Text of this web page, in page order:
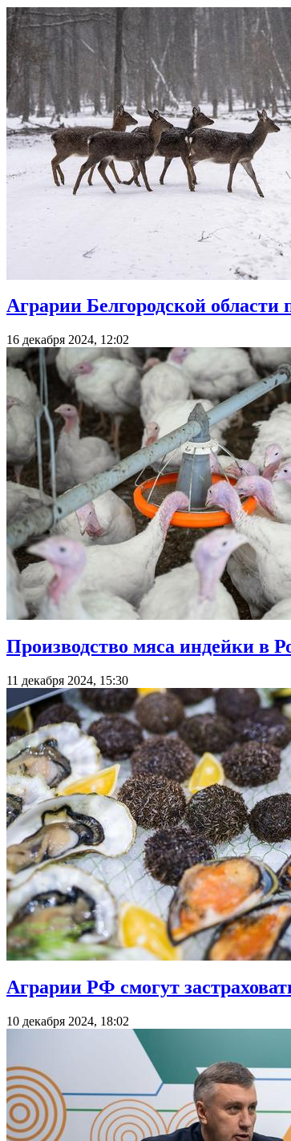
Аграрии Белгородской области
16 декабря 2024, 12:02
Производство мяса индейки в
11 декабря 2024, 15:30
Аграрии РФ смогут
10 декабря 2024, 18:02